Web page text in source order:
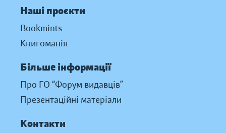
Наші проєкти
Bookmints
Книгоманія
Більше інформації
Про ГО “Форум видавців”
Презентаційні матеріали
Контакти